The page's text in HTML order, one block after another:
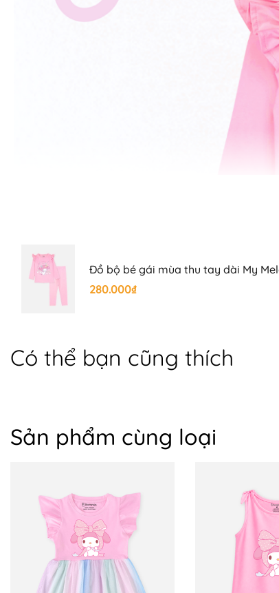
Đồ bộ bé gái mùa thu tay dài My
280.000₫
Có thể bạn cũng thích
Sản phẩm cùng loại